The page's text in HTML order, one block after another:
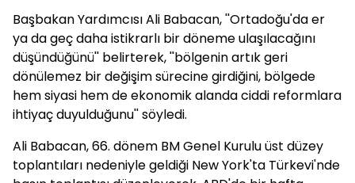
Başbakan Yardımcısı Ali Babacan, ''Ortadoğu'da er
ya da geç daha istikrarlı bir döneme ulaşılacağını
düşündüğünü'' belirterek, ''bölgenin artık geri
dönülemez bir değişim sürecine girdiğini, bölgede
hem siyasi hem de ekonomik alanda ciddi reformlara
ihtiyaç duyulduğunu'' söyledi.
Ali Babacan, 66. dönem BM Genel Kurulu üst düzey
toplantıları nedeniyle geldiği New York'ta Türkevi'nde